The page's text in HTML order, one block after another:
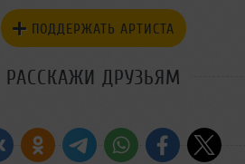
ПОДДЕРЖАТЬ АРТИСТА
РАССКАЖИ ДРУЗЬЯМ